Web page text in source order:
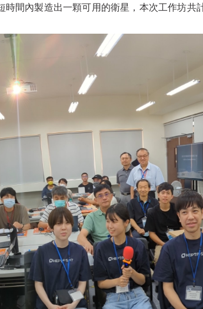
間內製造出一顆可用的衛星，本次工作坊共